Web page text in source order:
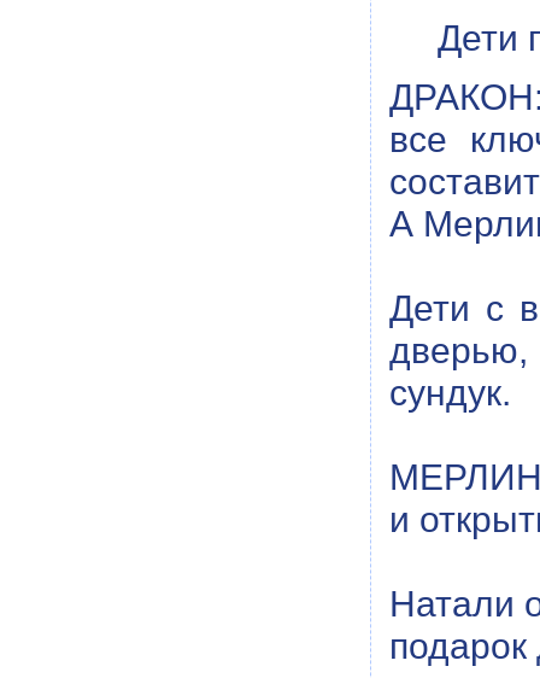
Дети
ДРАКОН:
все
А
Дети с
сундук.
и
Натали